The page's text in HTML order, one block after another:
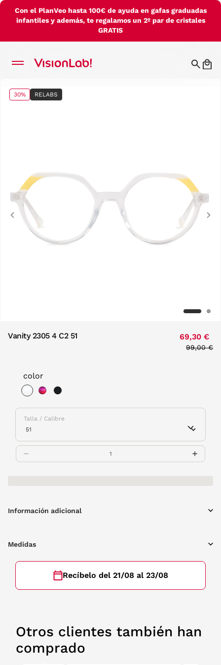
Con el PlanVeo hasta 100€ de ayuda en gafas graduadas
infantiles y además, te regalamos un 2º par de cristales
GRATIS
30% RELABS
Previous
Vanity 2305 4 C2 51 69,30 €
Price
99,00 €
color
Talla / Calibre
Información adicional
Medidas
Recíbelo del 21/08 al 23/08
Otros clientes también han
comprado